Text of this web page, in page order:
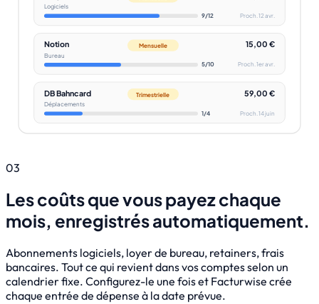
Logiciels
9/12 Proch.12 avr.
Notion
Bureau
Mensuelle 15,00 €
5/10 Proch.1er avr.
DB Bahncard
Déplacements
Trimestrielle 59,00 €
1/4 Proch.14 juin
03
Les coûts que vous payez chaque
mois, enregistrés automatiquement.
Abonnements logiciels, loyer de bureau, retainers, frais
bancaires. Tout ce qui revient dans vos comptes selon un
calendrier fixe. Configurez-le une fois et Facturwise crée
chaque entrée de dépense à la date prévue.